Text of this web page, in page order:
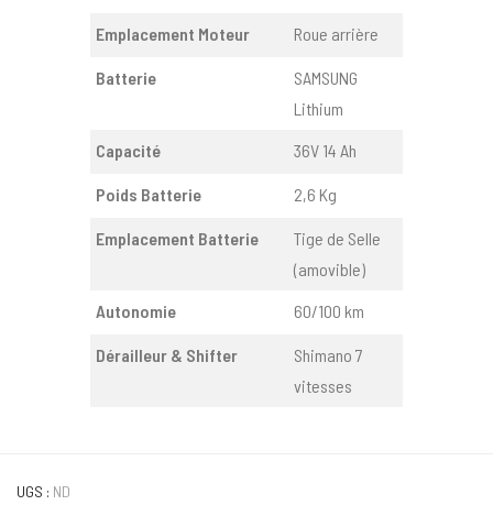
Emplacement Moteur Roue arrière
Batterie
SAMSUNG
Lithium
Capacité
36V 14 Ah
Poids Batterie 2,6 Kg
Emplacement Batterie
Tige de Selle
(amovible)
Autonomie
60/100 km
Dérailleur & Shifter
Shimano 7
vitesses
UGS : ND